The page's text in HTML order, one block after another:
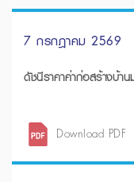
7 กรกฎาคม 2569
ดัชนีราคาค่าก่อสร้างบ้
Download PDF